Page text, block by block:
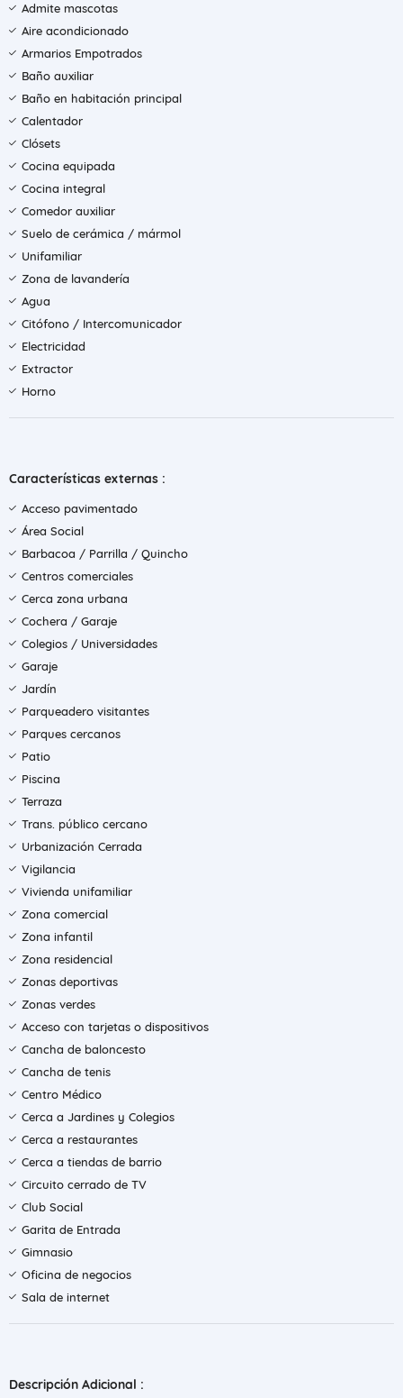
Admite mascotas
Aire acondicionado
Armarios Empotrados
Baño auxiliar
Baño en habitación principal
Calentador
Clósets
Cocina equipada
Cocina integral
Comedor auxiliar
Suelo de cerámica / mármol
Unifamiliar
Zona de lavandería
Agua
Citófono / Intercomunicador
Electricidad
Extractor
Horno
Características externas :
Acceso pavimentado
Área Social
Barbacoa / Parrilla / Quincho
Centros comerciales
Cerca zona urbana
Cochera / Garaje
Colegios / Universidades
Garaje
Jardín
Parqueadero visitantes
Parques cercanos
Patio
Piscina
Terraza
Trans. público cercano
Urbanización Cerrada
Vigilancia
Vivienda unifamiliar
Zona comercial
Zona infantil
Zona residencial
Zonas deportivas
Zonas verdes
Acceso con tarjetas o dispositivos
Cancha de baloncesto
Cancha de tenis
Centro Médico
Cerca a Jardines y Colegios
Cerca a restaurantes
Cerca a tiendas de barrio
Circuito cerrado de TV
Club Social
Garita de Entrada
Gimnasio
Oficina de negocios
Sala de internet
Descripción Adicional :